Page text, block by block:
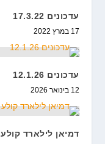
עדכונים 17.3.22
17 במרץ 2022
עדכונים 12.1.26
12 בינואר 2026
דמיאן לילארד קולע 59 על הג'אז